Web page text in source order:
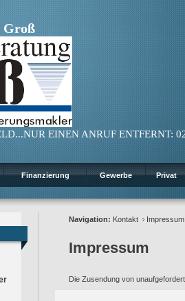
Groß
EINEN ANRUF ENTFERNT:
Finanzierung Gewerbe Privat
Navigation: Kontakt Impressum
Impressum
Die Zusendung von